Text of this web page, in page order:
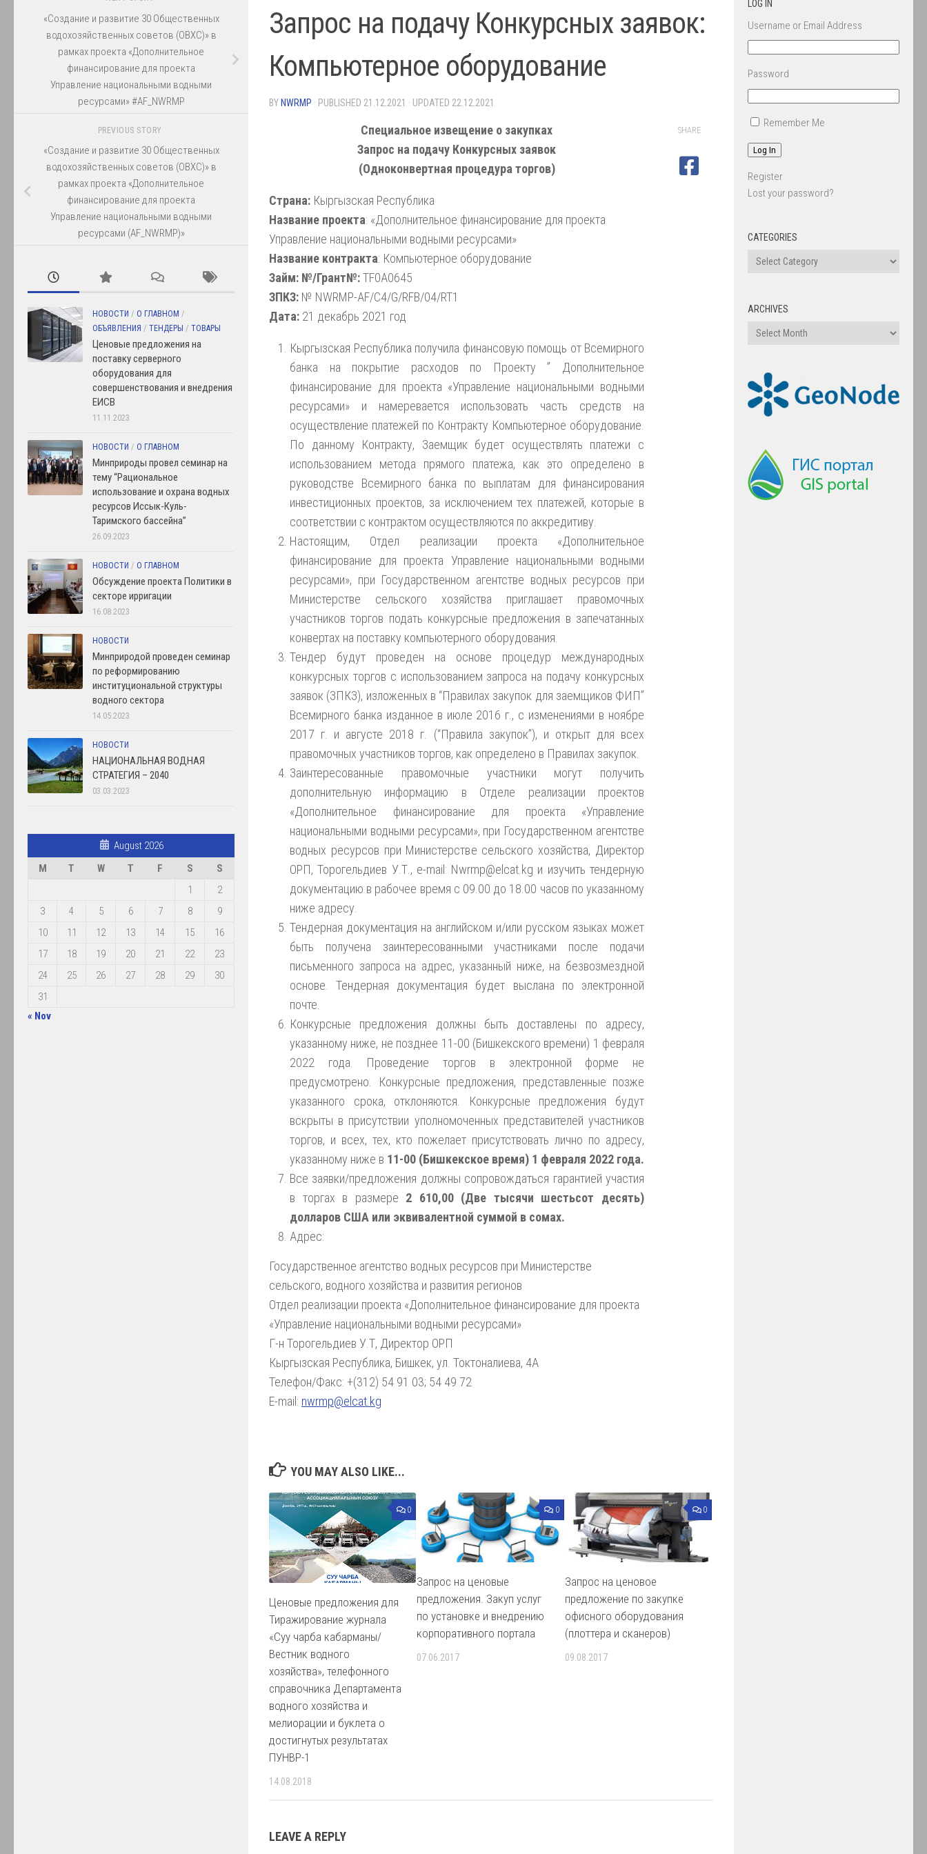
Запрос на подачу Конкурсных заявок:
Компьютерное оборудование
BY NWRMP · PUBLISHED 21.12.2021 · UPDATED 22.12.2021
Специальное извещение о закупках
Запрос на подачу Конкурсных заявок
(Одноконвертная процедура торгов)
Страна: Кыргызская Республика
Название проекта: «Дополнительное финансирование для проекта
Управление национальными водными ресурсами»
Название контракта: Компьютерное оборудование
Займ: №/Грант№:TF0A0645
ЗПКЗ: № NWRMP-AF/C4/G/RFB/04/RT1
Дата: 21 декабрь 2021 год
Кыргызская Республика получила финансовую помощь от Всемирного
банка на покрытие расходов по Проекту ” Дополнительное
финансирование для проекта «Управление национальными водными
ресурсами» и намеревается использовать часть средств на
осуществление платежей по Контракту Компьютерное оборудование.
По данному Контракту, Заемщик будет осуществлять платежи с
использованием метода прямого платежа, как это определено в
руководстве Всемирного банка по выплатам для финансирования
инвестиционных проектов, за исключением тех платежей, которые в
соответствии с контрактом осуществляются по аккредитиву.
Настоящим, Отдел реализации проекта «Дополнительное
финансирование для проекта Управление национальными водными
ресурсами», при Государственном агентстве водных ресурсов при
Министерстве сельского хозяйства приглашает правомочных
участников торгов подать конкурсные предложения в запечатанных
конвертах на поставку компьютерного оборудования.
Тендер будут проведен на основе процедур международных
конкурсных торгов с использованием запроса на подачу конкурсных
заявок (ЗПКЗ), изложенных в “Правилах закупок для заемщиков ФИП”
Всемирного банка изданное в июле 2016 г., с изменениями в ноябре
2017 г. и августе 2018 г. (“Правила закупок”), и открыт для всех
правомочных участников торгов, как определено в Правилах закупок.
Заинтересованные правомочные участники могут получить
дополнительную информацию в Отделе реализации проектов
«Дополнительное финансирование для проекта «Управление
национальными водными ресурсами», при Государственном агентстве
водных ресурсов при Министерстве сельского хозяйства, Директор
ОРП, Торогельдиев У.Т., e-mail: Nwrmp@elcat.kg и изучить тендерную
документацию в рабочее время с 09.00 до 18.00 часов по указанному
ниже адресу.
Тендерная документация на английском и/или русском языках может
быть получена заинтересованными участниками после подачи
письменного запроса на адрес, указанный ниже, на безвозмездной
основе. Тендерная документация будет выслана по электронной
почте.
Конкурсные предложения должны быть доставлены по адресу,
указанному ниже, не позднее 11-00 (Бишкекского времени) 1 февраля
2022 года. Проведение торгов в электронной форме не
предусмотрено. Конкурсные предложения, представленные позже
указанного срока, отклоняются. Конкурсные предложения будут
вскрыты в присутствии уполномоченных представителей участников
торгов, и всех, тех, кто пожелает присутствовать лично по адресу,
указанному ниже в 11-00 (Бишкекское время) 1 февраля 2022 года.
Все заявки/предложения должны сопровождаться гарантией участия
в торгах в размере 2 610,00 (Две тысячи шестьсот десять)
долларов США или эквивалентной суммой в сомах.
Адрес:
Государственное агентство водных ресурсов при Министерстве
сельского, водного хозяйства и развития регионов
Отдел реализации проекта «Дополнительное финансирование для проекта
«Управление национальными водными ресурсами»
Г-н Торогельдиев У.Т, Директор ОРП
Кыргызская Республика, Бишкек, ул. Токтоналиева, 4А
Телефон/Факс: +(312) 54 91 03; 54 49 72
E-mail: nwrmp@elcat.kg
SHARE
YOU MAY ALSO LIKE...
0
Ценовые предложения для
Тиражирование журнала
«Суу чарба кабарманы/
Вестник водного
хозяйства», телефонного
справочника Департамента
водного хозяйства и
мелиорации и буклета о
достигнутых результатах
ПУНВР-1
14.08.2018
0
Запрос на ценовые
предложения. Закуп услуг
по установке и внедрению
корпоративного портала
07.06.2017
0
Запрос на ценовое
предложение по закупке
офисного оборудования
(плоттера и сканеров)
09.08.2017
LEAVE A REPLY
«Создание и развитие 30 Общественных
водохозяйственных советов (ОВХС)» в
рамках проекта «Дополнительное
финансирование для проекта
Управление национальными водными
ресурсами» #AF_NWRMP
PREVIOUS STORY
«Создание и развитие 30 Общественных
водохозяйственных советов (ОВХС)» в
рамках проекта «Дополнительное
финансирование для проекта
Управление национальными водными
ресурсами (AF_NWRMP)»
НОВОСТИ / О ГЛАВНОМ /
ОБЪЯВЛЕНИЯ / ТЕНДЕРЫ / ТОВАРЫ
Ценовые предложения на
поставку серверного
оборудования для
совершенствования и внедрения
ЕИСВ
11.11.2023
НОВОСТИ / О ГЛАВНОМ
Минприроды провел семинар на
тему “Рациональное
использование и охрана водных
ресурсов Иссык-Куль-
Таримского бассейна”
26.09.2023
НОВОСТИ / О ГЛАВНОМ
Обсуждение проекта Политики в
секторе ирригации
16.08.2023
НОВОСТИ
Минприродой проведен семинар
по реформированию
институциональной структуры
водного сектора
14.05.2023
НОВОСТИ
НАЦИОНАЛЬНАЯ ВОДНАЯ
СТРАТЕГИЯ – 2040
03.03.2023
August 2026
M
T W T F S
S
1
2
3
4 5 6 7 8
9
10
11 12 13 14 15
16
17
18 19 20 21 22
23
24
25 26 27 28 29
30
31
« Nov
LOG IN
Username or Email Address
Password
Remember Me
Log In
Register
Lost your password?
CATEGORIES
ARCHIVES